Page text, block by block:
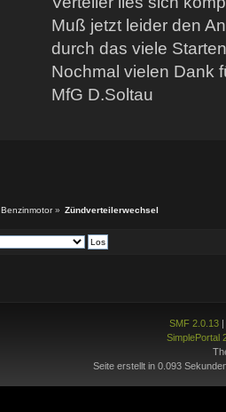
Muß jetzt leider den
durch das viele
Nochmal vielen Dank
MfG D.Soltau
Benzinmotor» Zündverteilerwechsel
SMF 2.0.13|
SimplePortal
Seite erstellt in 0.093